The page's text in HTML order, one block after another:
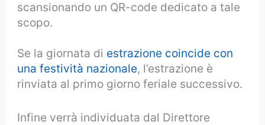
scansionando un QR-code dedicato a tale
scopo.
Se la giornata di estrazione coincide con
una festività nazionale, l’estrazione è
rinviata al primo giorno feriale successivo.
Infine verrà individuata dal Direttore